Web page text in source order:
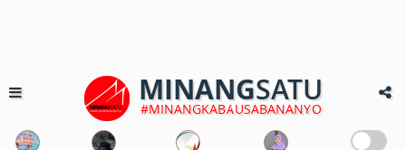
MINANGSATU
#MINANGKABAUSABANANYO